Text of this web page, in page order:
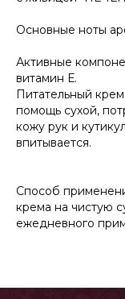
Основные ноты
Активные
витамин Е.
Питательный
помощь сухой,
кожу рук и
впитывается.
Способ
крема на чистую
ежедневного